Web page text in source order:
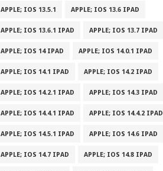
APPLE; IOS 13.5.1 APPLE; IOS 13.6 IPAD
APPLE; IOS 13.6.1 IPAD APPLE; IOS 13.7 IPAD
APPLE; IOS 14 IPAD APPLE; IOS 14.0.1 IPAD
APPLE; IOS 14.1 IPAD APPLE; IOS 14.2 IPAD
APPLE; IOS 14.2.1 IPAD APPLE; IOS 14.3 IPAD
APPLE; IOS 14.4.1 IPAD APPLE; IOS 14.4.2 IPAD
APPLE; IOS 14.5.1 IPAD APPLE; IOS 14.6 IPAD
APPLE; IOS 14.7 IPAD APPLE; IOS 14.8 IPAD